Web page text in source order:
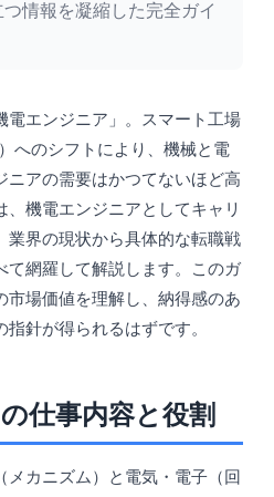
情報を凝縮した完全ガイ
電エンジニア」。スマート工場
へのシフトにより、機械と電
ニアの需要はかつてないほど高
、機電エンジニアとしてキャリ
業界の現状から具体的な転職戦
て網羅して解説します。このガ
市場価値を理解し、納得感のあ
針が得られるはずです。
仕事内容と役割
メカニズム）と電気・電子（回